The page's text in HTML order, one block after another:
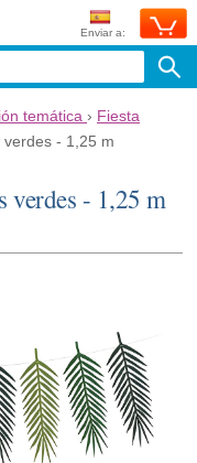
Enviar a:
temática › Fiesta
- 1,25 m
verdes - 1,25 m